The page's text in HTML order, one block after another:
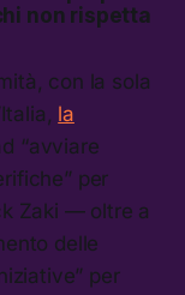
non rispetta
con la sola
la
“avviare
per
Zaki — oltre a
delle
per